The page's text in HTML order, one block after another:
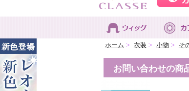
ホーム > 衣装 > 小物 > そ
お問い合わせの商